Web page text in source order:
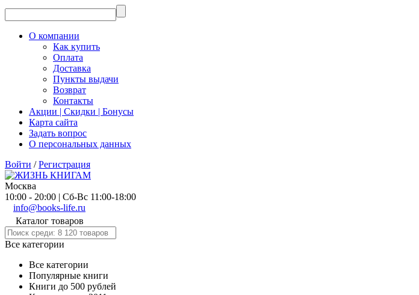
О компании
Как купить
Оплата
Доставка
Пункты выдачи
Возврат
Контакты
Акции | Скидки | Бонусы
Карта сайта
Задать вопрос
О персональных данных
Войти /Регистрация
Москва
10:00 - 20:00 | Сб-Вс 11:00-18:00
info@books-life.ru
Каталог товаров
Все категории
Все категории
Популярные книги
Книги до 500 рублей